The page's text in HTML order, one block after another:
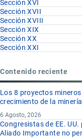
Sección XVI
Sección XVII
Sección XVIII
Sección XIX
Sección XX
Sección XXI
Contenido reciente
Los 8 proyectos
crecimiento de la
6 Agosto, 2026
Congresistas de EE.
Aliado Importante no